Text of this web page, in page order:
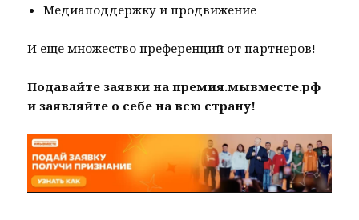
Медиаподдержку и продвижение
И еще множество преференций от партнеров!
Подавайте заявки на премия.мывместе.рф
и заявляйте о себе на всю страну!